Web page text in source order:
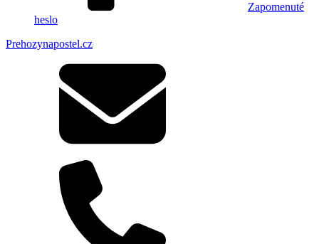
Zapomenuté
heslo
Prehozynapostel.cz